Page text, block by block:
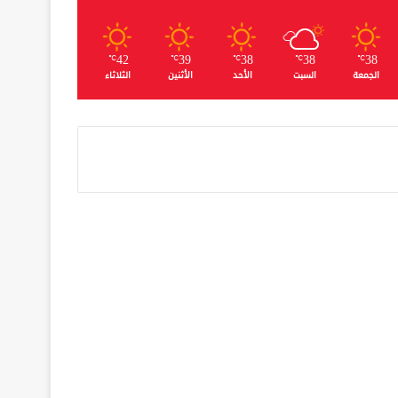
38
℃
الجمعة
38
℃
السبت
38
℃
الأحد
39
℃
الأثنين
42
℃
الثلاثاء